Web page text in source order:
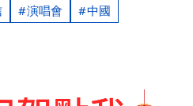
演唱會
中國